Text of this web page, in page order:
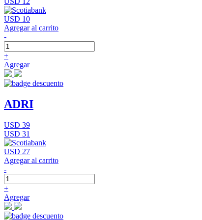
USD 10
Agregar al carrito
-
+
Agregar
ADRI
USD 39
USD 31
USD 27
Agregar al carrito
-
+
Agregar